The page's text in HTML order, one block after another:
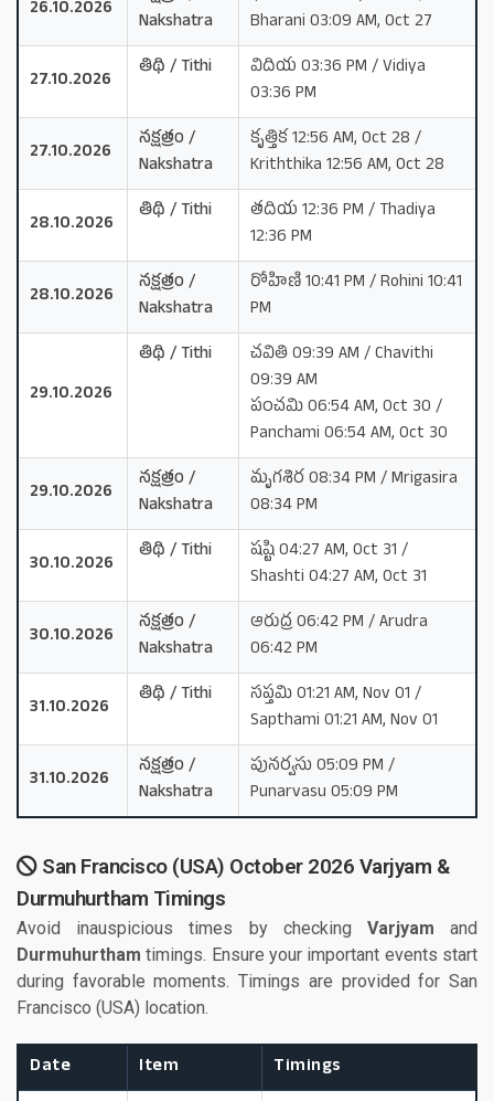
26.10.2026
Nakshatra
Bharani 03:09 AM, Oct 27
27.10.2026
తిథి / Tithi
విదియ 03:36 PM / Vidiya
03:36 PM
27.10.2026
నక్షత్రం /
Nakshatra
కృత్తిక 12:56 AM, Oct 28 /
Kriththika 12:56 AM, Oct 28
28.10.2026
తిథి / Tithi
తదియ 12:36 PM / Thadiya
12:36 PM
28.10.2026
నక్షత్రం /
Nakshatra
రోహిణి 10:41 PM / Rohini 10:41
PM
29.10.2026
తిథి / Tithi
చవితి 09:39 AM / Chavithi
09:39 AM
పంచమి 06:54 AM, Oct 30 /
Panchami 06:54 AM, Oct 30
29.10.2026
నక్షత్రం /
Nakshatra
మృగశిర 08:34 PM / Mrigasira
08:34 PM
30.10.2026
తిథి / Tithi
షష్టి 04:27 AM, Oct 31 /
Shashti 04:27 AM, Oct 31
30.10.2026
నక్షత్రం /
Nakshatra
ఆరుద్ర 06:42 PM / Arudra
06:42 PM
31.10.2026
తిథి / Tithi
సప్తమి 01:21 AM, Nov 01 /
Sapthami 01:21 AM, Nov 01
31.10.2026
నక్షత్రం /
Nakshatra
పునర్వసు 05:09 PM /
Punarvasu 05:09 PM
San Francisco (USA) October 2026 Varjyam &
Durmuhurtham Timings
Avoid inauspicious times by checking Varjyam and
Durmuhurtham timings. Ensure your important events start
during favorable moments. Timings are provided for San
Francisco (USA) location.
Date Item Timings